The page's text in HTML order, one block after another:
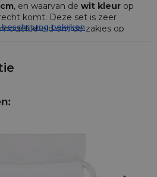
, en waarvan de wit kleur op
komt. Deze set is zeer
om de zakjes op
Bovendien zijn deze zakjes in
gebruikt worden waar je ze maar
bekijken